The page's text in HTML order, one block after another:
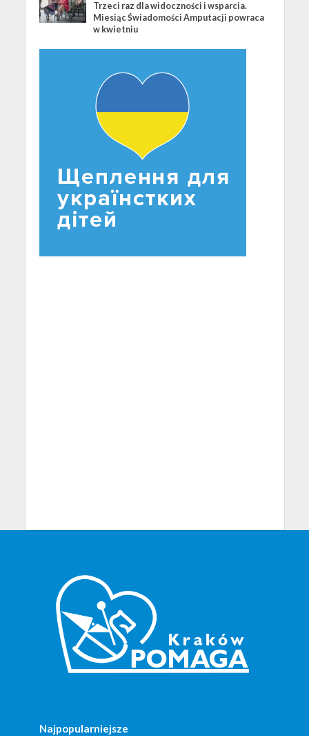
Trzeci raz dla widoczności i wsparcia.
Miesiąc Świadomości Amputacji powraca
w kwietniu
Najpopularniejsze